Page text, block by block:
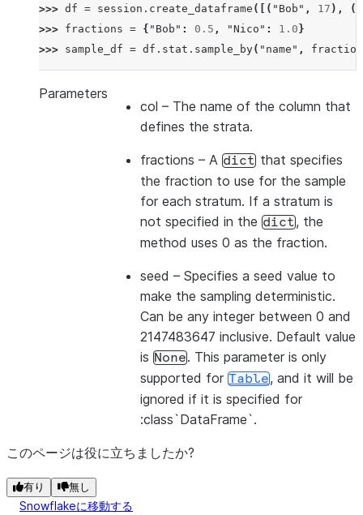
>>> df = session . create_dataframe ([( "Bob" , 17 ), (
>>> fractions = { "Bob" : 0.5 , "Nico" : 1.0 }
>>> sample_df = df . stat . sample_by( "name" ,
Parameters
col – The name of the column that
defines the strata.
fractions – A dict that specifies
the fraction to use for the sample
for each stratum. If a stratum is
not specified in the dict, the
method uses 0 as the fraction.
seed – Specifies a seed value to
make the sampling deterministic.
Can be any integer between 0 and
2147483647 inclusive. Default value
is None. This parameter is only
supported for Table, and it will be
ignored if it is specified for
:class`DataFrame`.
このページは役に立ちましたか?
有り 無し
Snowflakeに移動する